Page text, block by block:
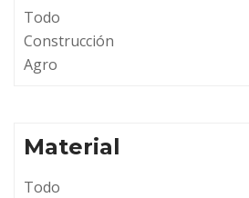
Todo
Construcción
Agro
Material
Todo